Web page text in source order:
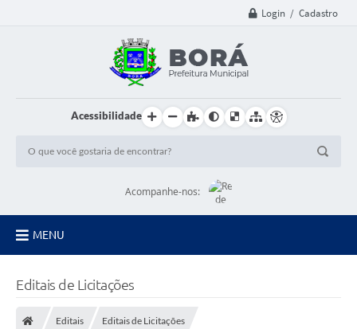
Login / Cadastro
Acessibilidade
Acompanhe-nos:
MENU
Editais de Licitações
Editais Editais de Licitações